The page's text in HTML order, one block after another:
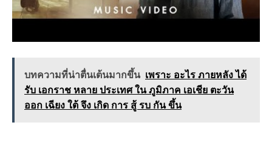
บทความที่น่าตื่นเต้นมากขึ้น เพราะ อะไร ภายหลัง ได้
รับ เอกราช หลาย ประเทศ ใน ภูมิภาค เอเชีย ตะวัน
ออก เฉียง ใต้ จึง เกิด การ สู้ รบ กัน ขึ้น